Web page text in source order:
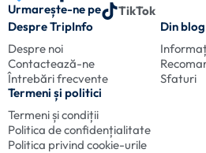
Urmarește-ne pe
TikTok
Despre TripInfo
Despre noi
Contactează-ne
Întrebări frecvente
Din blog
Sfaturi
Termeni și politici
Termeni și condiții
Politica de confidențialitate
Politica privind cookie-urile